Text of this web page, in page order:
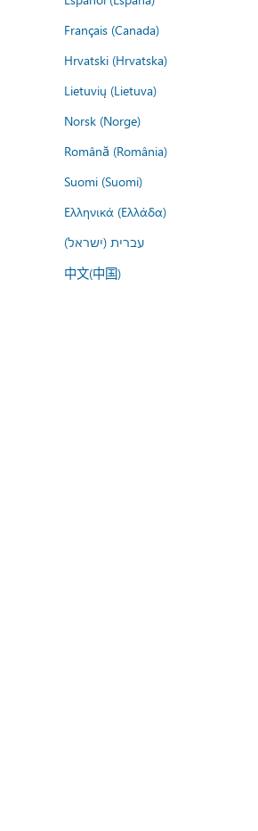
Français (Canada)
Hrvatski (Hrvatska)
Lietuvių (Lietuva)
Norsk (Norge)
Română (România)
Suomi (Suomi)
Ελληνικά (Ελλάδα)
עברית (ישראל)
中文(中国)